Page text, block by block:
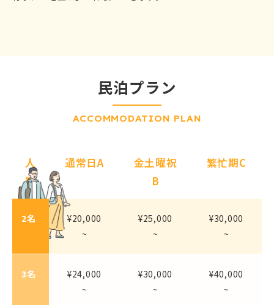
民泊プラン
ACCOMMODATION PLAN
人
数
通常日A
金土曜祝
B
繁忙期C
2名
¥20,000
~
¥25,000
~
¥30,000
~
3名
¥24,000
~
¥30,000
~
¥40,000
~